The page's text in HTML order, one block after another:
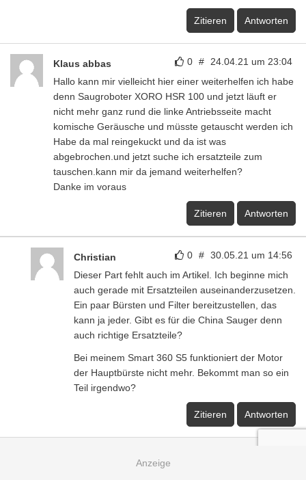
Zitieren Antworten
0 # 24.04.21 um 23:04
Klaus abbas
Hallo kann mir vielleicht hier einer weiterhelfen ich habe
denn Saugroboter XORO HSR 100 und jetzt läuft er
nicht mehr ganz rund die linke Antriebsseite macht
komische Geräusche und müsste getauscht werden ich
Habe da mal reingekuckt und da ist was
abgebrochen.und jetzt suche ich ersatzteile zum
tauschen.kann mir da jemand weiterhelfen?
Danke im voraus
Zitieren Antworten
0 # 30.05.21 um 14:56
Christian
Dieser Part fehlt auch im Artikel. Ich beginne mich
auch gerade mit Ersatzteilen auseinanderzusetzen.
Ein paar Bürsten und Filter bereitzustellen, das
kann ja jeder. Gibt es für die China Sauger denn
auch richtige Ersatzteile?
Bei meinem Smart 360 S5 funktioniert der Motor
der Hauptbürste nicht mehr. Bekommt man so ein
Teil irgendwo?
Zitieren Antworten
Kommentar schreiben